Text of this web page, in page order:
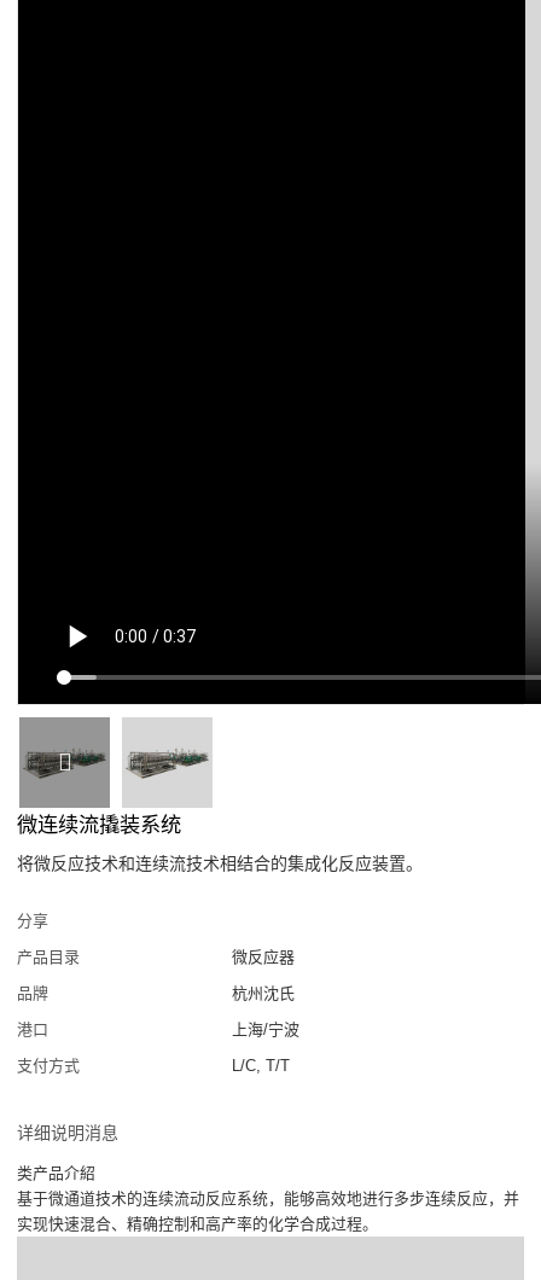
微连续流撬装系统
将微反应技术和连续流技术相结合的集成化反应装置。
分享
产品目录
微反应器
品牌
杭州沈氏
港口
上海/宁波
支付方式
L/C, T/T
详细说明消息
类产品介紹
基于微通道技术的连续流动反应系统，能够高效地进行多步连续反应，并
实现快速混合、精确控制和高产率的化学合成过程。